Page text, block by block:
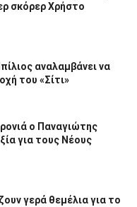
σκόρερ Χρήστο
αναλαμβάνει να
του «Σίτι»
ο Παναγιώτης
για τους Νέους
γερά θεμέλια για το